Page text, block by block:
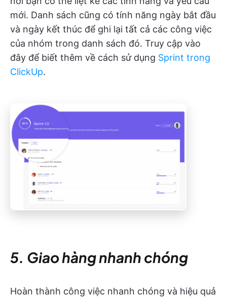
mới. Danh sách cũng có tính năng ngày bắt đầu
và ngày kết thúc để ghi lại tất cả các công việc
của nhóm trong danh sách đó. Truy cập vào
đây để biết thêm về cách sử dụng Sprint trong
ClickUp.
5. Giao hàng nhanh chóng
Hoàn thành công việc nhanh chóng và hiệu quả